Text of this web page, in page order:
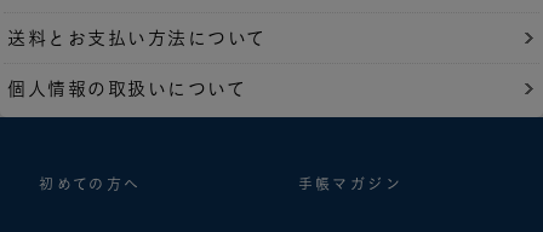
送料とお支払い方法について
個人情報の取扱いについて
初めての方へ 手帳マガジン